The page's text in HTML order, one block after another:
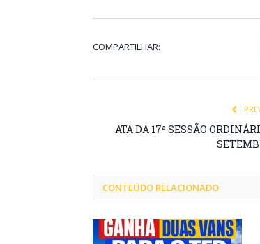
COMPARTILHAR:
ATA DA 17ª SESSÃO
CONTEÚDO RELACIONADO